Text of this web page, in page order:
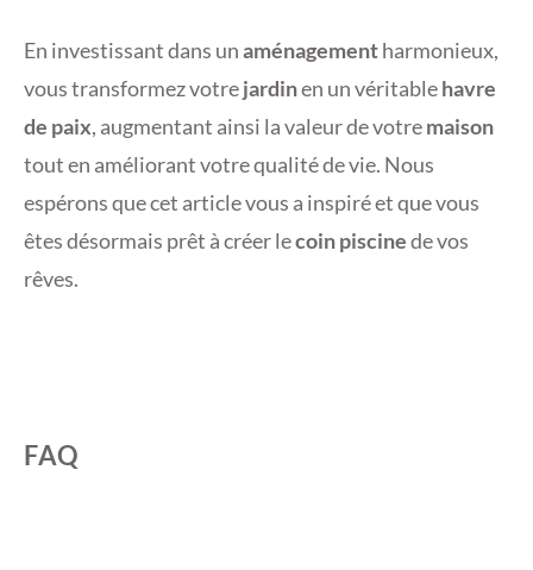
En investissant dans unaménagementharmonieux,
vous transformez votrejardinen un véritablehavre
de paix, augmentant ainsi la valeur de votremaison
tout en améliorant votre qualité de vie. Nous
espérons que cet article vous a inspiré et que vous
êtes désormais prêt à créer lecoin piscinede vos
rêves.
FAQ